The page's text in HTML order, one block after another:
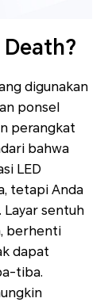
digunakan
ponsel
perangkat
bahwa
LED
tetapi Anda
sentuh
berhenti
dapat
tiba.